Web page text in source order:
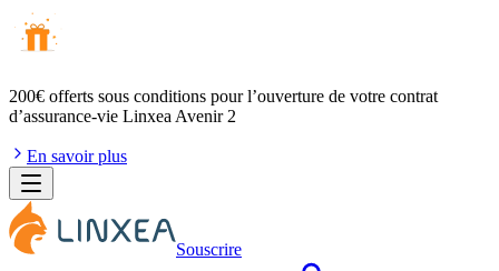
200€ offerts sous conditions pour l’ouverture de votre contrat
d’assurance-vie Linxea Avenir 2
En savoir plus
Souscrire